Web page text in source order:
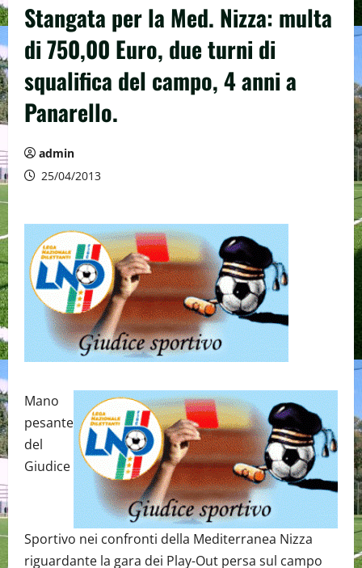
Stangata per la Med. Nizza: multa
di 750,00 Euro, due turni di
squalifica del campo, 4 anni a
Panarello.
admin
25/04/2013
Mano
pesante
del
Giudice
Sportivo nei confronti della Mediterranea Nizza
riguardante la gara dei Play-Out persa sul campo